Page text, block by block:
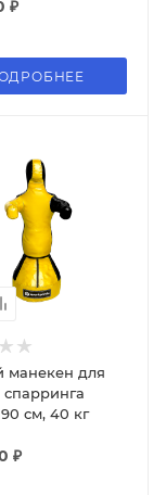
₽
манекен для
спарринга
см, 40 кг
₽